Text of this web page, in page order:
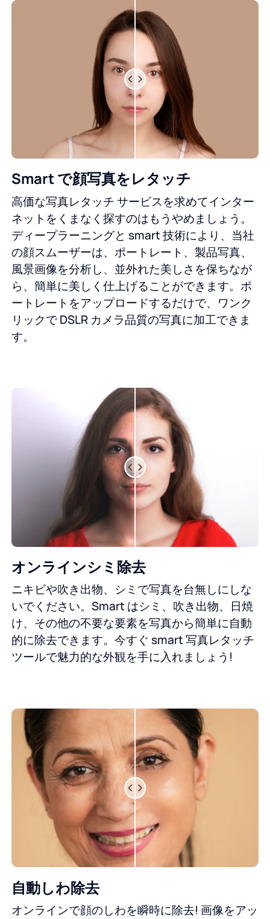
Smart で顔写真をレタッチ
高価な写真レタッチ サービスを求めてインター
ネットをくまなく探すのはもうやめましょう。
ディープラーニングと smart 技術により、当社
の顔スムーザーは、ポートレート、製品写真、
風景画像を分析し、並外れた美しさを保ちなが
ら、簡単に美しく仕上げることができます。ポ
ートレートをアップロードするだけで、ワンク
リックで DSLR カメラ品質の写真に加工できま
す。
オンラインシミ除去
ニキビや吹き出物、シミで写真を台無しにしな
いでください。Smart はシミ、吹き出物、日焼
け、その他の不要な要素を写真から簡単に自動
的に除去できます。今すぐ smart 写真レタッチ
ツールで魅力的な外観を手に入れましょう!
自動しわ除去
オンラインで顔のしわを瞬時に除去! 画像をアッ